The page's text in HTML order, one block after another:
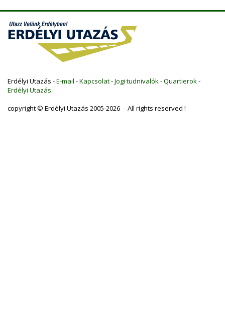
Erdélyi Utazás -E-mail -Kapcsolat-Jogi tudnivalók -Quartierok -
Erdélyi Utazás
copyright © Erdélyi Utazás 2005-2026 All rights reserved !